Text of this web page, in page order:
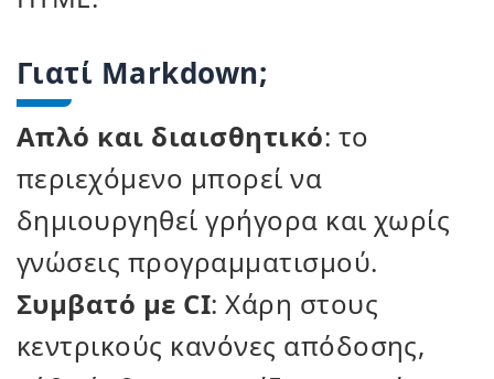
Γιατί Markdown;
Απλό και διαισθητικό: το
περιεχόμενο μπορεί να
δημιουργηθεί γρήγορα και χωρίς
γνώσεις προγραμματισμού.
Συμβατό με CI: Χάρη στους
κεντρικούς κανόνες απόδοσης,